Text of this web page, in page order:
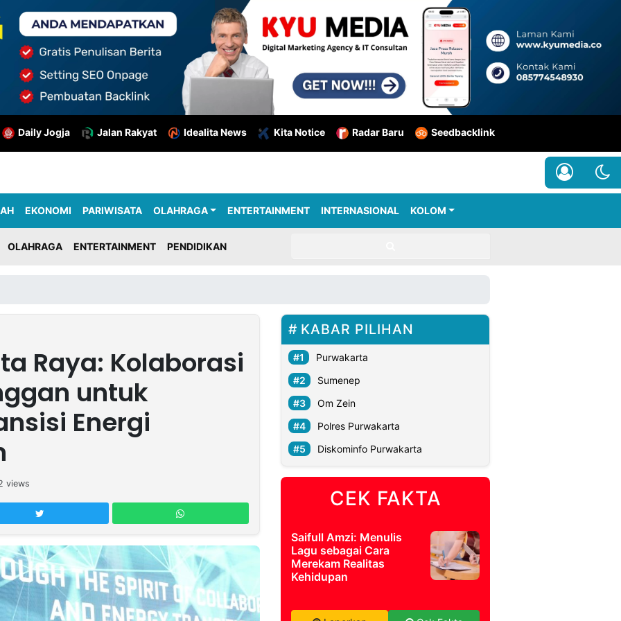
Daily Jogja Jalan Rakyat Idealita News Kita Notice Radar Baru Seedbacklink
EKONOMI PARIWISATA OLAHRAGA ENTERTAINMENT INTERNASIONAL KOLOM
OLAHRAGA ENTERTAINMENT PENDIDIKAN
Raya: Kolaborasi
untuk
Energi
views
KABAR PILIHAN
Purwakarta
Sumenep
Om Zein
Polres Purwakarta
Diskominfo Purwakarta
CEK FAKTA
Saifull Amzi: Menulis
Lagu sebagai Cara
Merekam Realitas
Kehidupan